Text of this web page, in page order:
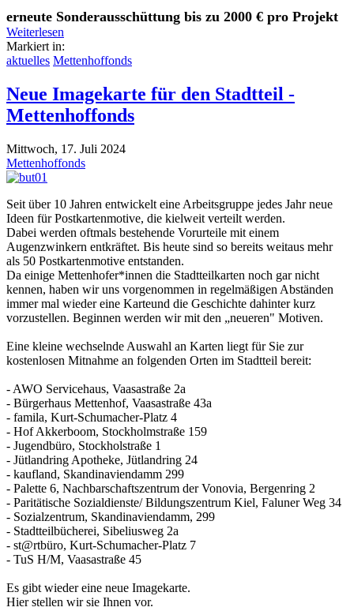
erneute Sonderausschüttung bis zu 2000 € pro Projekt
Weiterlesen
Markiert in:
aktuelles Mettenhoffonds
Neue Imagekarte für den Stadtteil -
Mettenhoffonds
Mittwoch, 17. Juli 2024
Mettenhoffonds
Seit über 10 Jahren entwickelt eine Arbeitsgruppe jedes Jahr neue
Ideen für Postkartenmotive, die kielweit verteilt werden.
Dabei werden oftmals bestehende Vorurteile mit einem
Augenzwinkern entkräftet. Bis heute sind so bereits weitaus mehr
als 50 Postkartenmotive entstanden.
Da einige Mettenhofer*innen die Stadtteilkarten noch gar nicht
kennen, haben wir uns vorgenommen in regelmäßigen Abständen
immer mal wieder eine Karteund die Geschichte dahinter kurz
vorzustellen. Beginnen werden wir mit den „neueren" Motiven.
Eine kleine wechselnde Auswahl an Karten liegt für Sie zur
kostenlosen Mitnahme an folgenden Orten im Stadtteil bereit:
- AWO Servicehaus, Vaasastraße 2a
- Bürgerhaus Mettenhof, Vaasastraße 43a
- famila, Kurt-Schumacher-Platz 4
- Hof Akkerboom, Stockholmstraße 159
- Jugendbüro, Stockholstraße 1
- Jütlandring Apotheke, Jütlandring 24
- kaufland, Skandinaviendamm 299
- Palette 6, Nachbarschaftszentrum der Vonovia, Bergenring 2
- Paritätische Sozialdienste/ Bildungszentrum Kiel, Faluner Weg 34
- Sozialzentrum, Skandinaviendamm, 299
- Stadtteilbücherei, Sibeliusweg 2a
- st@rtbüro, Kurt-Schumacher-Platz 7
- TuS H/M, Vaasastraße 45
Es gibt wieder eine neue Imagekarte.
Hier stellen wir sie Ihnen vor.